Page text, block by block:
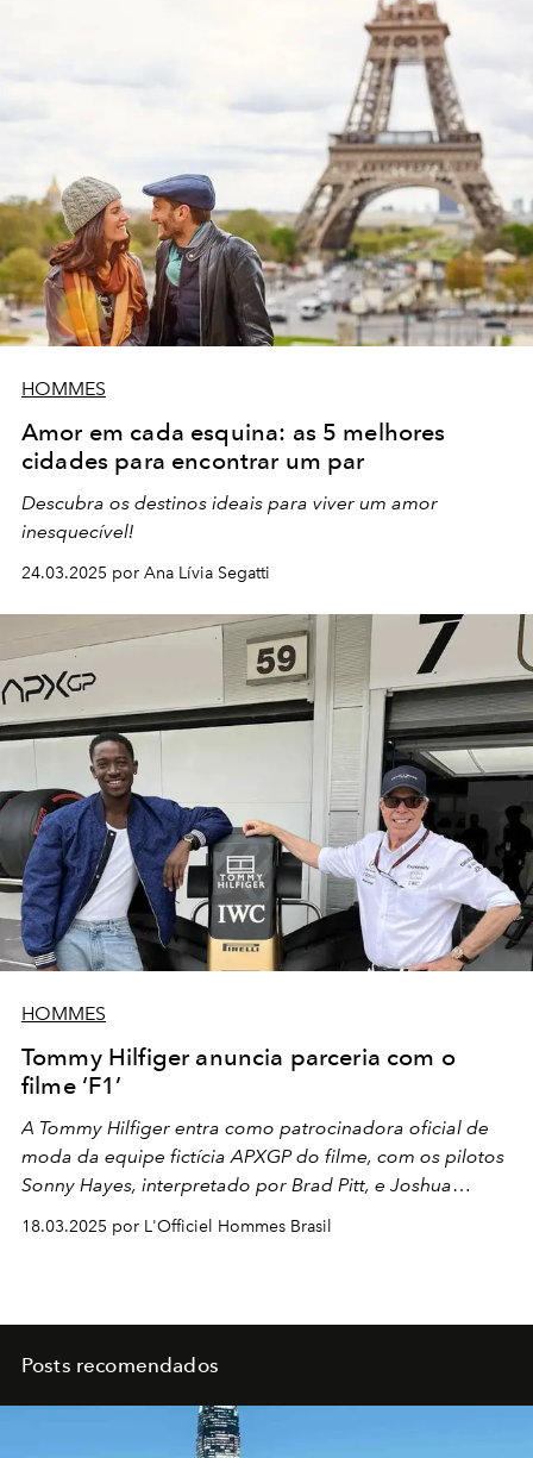
HOMMES
Amor em cada esquina: as 5 melhores
cidades para encontrar um par
Descubra os destinos ideais para viver um amor
inesquecível!
24.03.2025 por Ana Lívia Segatti
HOMMES
Tommy Hilfiger anuncia parceria com o
filme ‘F1’
A Tommy Hilfiger entra como patrocinadora oficial de
moda da equipe fictícia APXGP do filme, com os pilotos
Sonny Hayes, interpretado por Brad Pitt, e Joshua
Pierce, interpretado por Damson Idris, embaixador da
família Tommy. Veja todos os detalhes!
18.03.2025 por L'Officiel Hommes Brasil
Posts recomendados